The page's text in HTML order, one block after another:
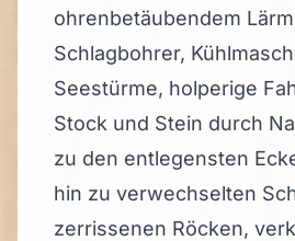
ohrenbetäubendem
Schlagbohrer,
Seestürme, holperige
Stock und Stein durch
zu den entlegensten
hin zu verwechselten
zerrissenen Röcken,